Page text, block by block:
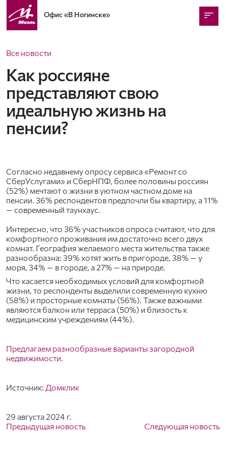
Офис«В Ногинске»
Все новости
Как россияне
представляют свою
идеальную жизнь на
пенсии?
Согласно недавнему опросу сервиса «Ремонт со
СберУслугами» и СберНПФ, более половины россиян
(52%) мечтают о жизни в уютном частном доме на
пенсии. 36% респондентов предпочли бы квартиру, а 11%
— современный таунхаус.
Интересно, что 36% участников опроса считают, что для
комфортного проживания им достаточно всего двух
комнат. География желаемого места жительства также
разнообразна: 39% хотят жить в пригороде, 38% — у
моря, 34% — в городе, а 27% — на природе.
Что касается необходимых условий для комфортной
жизни, то респонденты выделили современную кухню
(58%) и просторные комнаты (56%). Также важными
являются балкон или терраса (50%) и близость к
медицинским учреждениям (44%).
Предлагаем разнообразные варианты загородной
недвижимости.
Источник: Домклик
29 августа 2024 г.
Предыдущая новость
Следующая новость